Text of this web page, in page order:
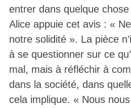
entrer dans quelque
Alice appuie cet avis : «
notre solidité ». La pièce
à se questionner sur ce
mal, mais à réfléchir à
dans la société, dans
cela implique. « Nous